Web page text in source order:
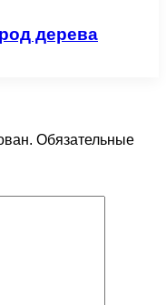
дерева
Обязательные